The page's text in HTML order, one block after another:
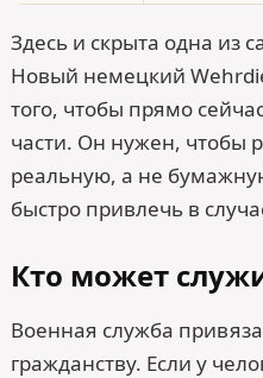
Здесь и скрыта одна из
Новый немецкий
того, чтобы прямо
части. Он нужен, чтобы
реальную, а не
быстро привлечь в
Кто может
Военная служба
гражданству. Если у